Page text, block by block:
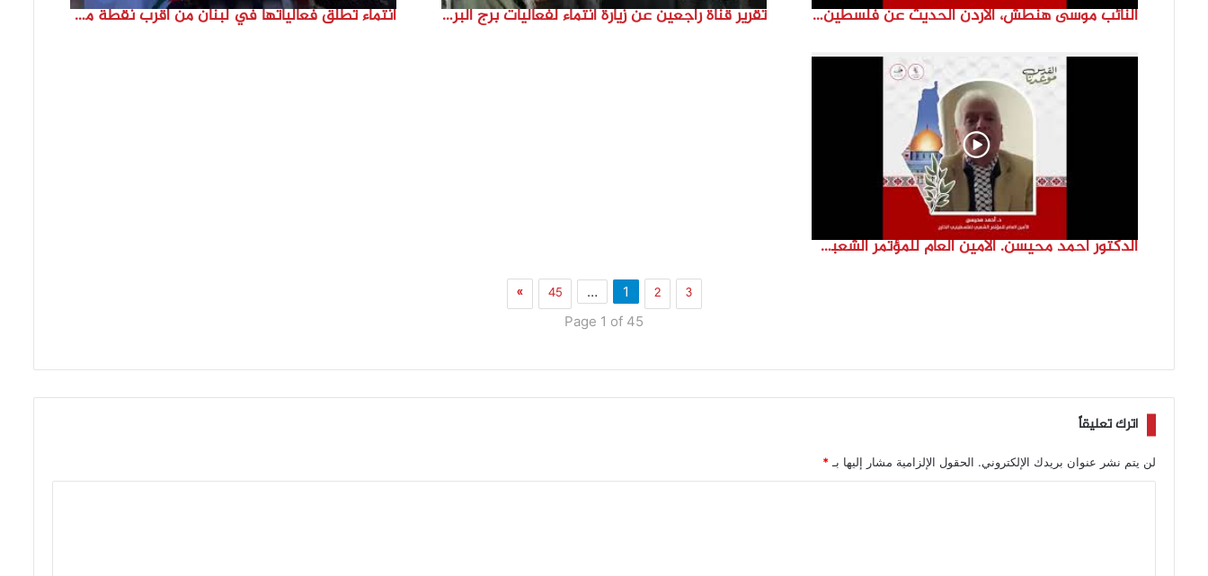
النائب موسى هنطش، الأردن الحديث عن فلسطين والاقصى هو عنصر تحدي من تحديات الأُمة في تاريخها الطويل. #انتماء2022 تقرير قناة راجعين عن زيارة انتماء لفعاليات برج البراجنة اعداد جنى شحرور انتماء تطلق فعالياتها في لبنان من أقرب نقطة مع فلسطين المحتلة في ذكرى النكبة_74تقرير: جنى شحرور
الدكتور احمد محيسن. الامين العام للمؤتمر الشعبي لفلسطينيي الخارج
1 2 3
…
45
»
Page 1 of 45
اترك تعليقاً
لن يتم نشر عنوان بريدك الإلكتروني. الحقول الإلزامية مشار إليها بـ *